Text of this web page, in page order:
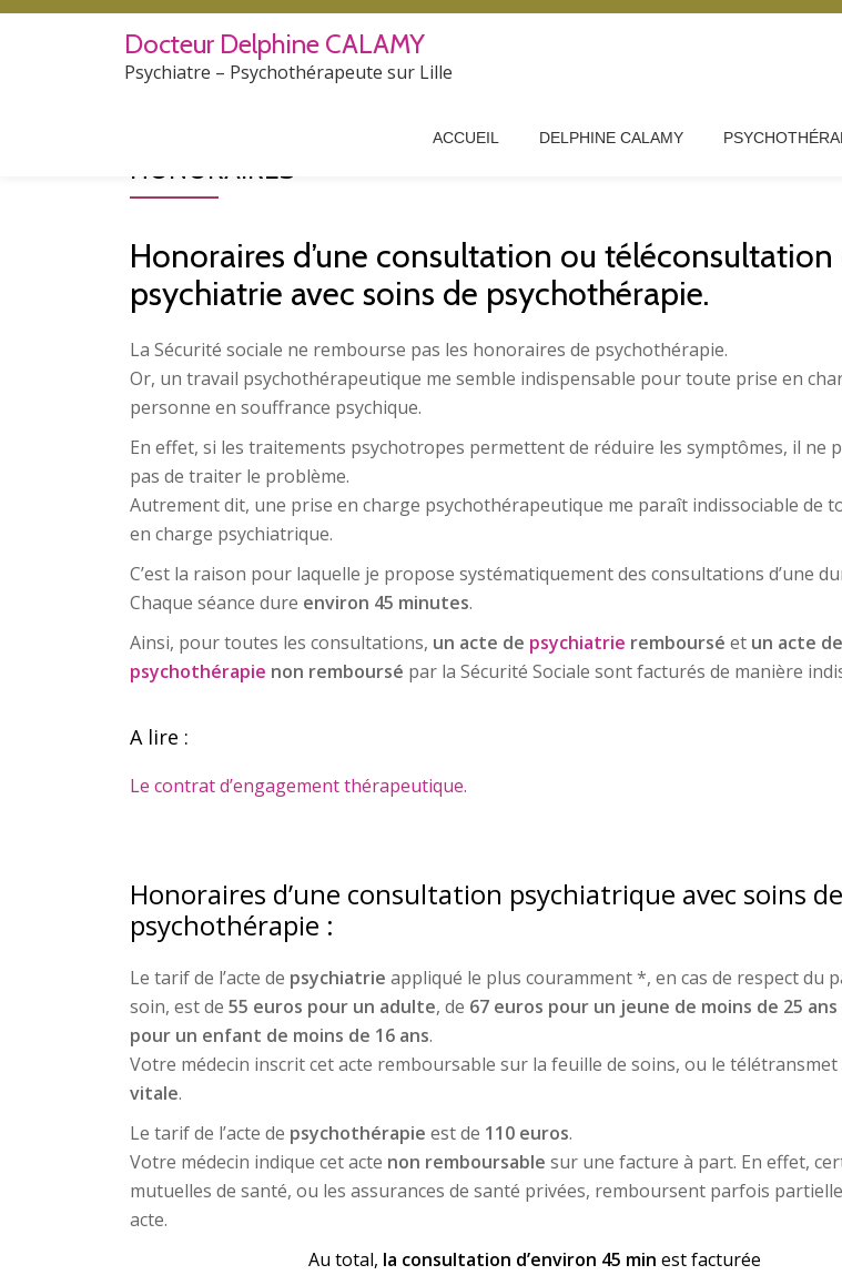
Docteur Delphine CALAMY
Psychiatre – Psychothérapeute sur Lille
ACCUEIL DELPHINE CALAMY
HONORAIRES
Honoraires d’une consultation ou téléconsultation
psychiatrie avec soins de psychothérapie.
La Sécurité sociale ne rembourse pas les honoraires de psychothérapie.
Or, un travail psychothérapeutique me semble indispensable pour toute prise en
personne en souffrance psychique.
En effet, si les traitements psychotropes permettent de réduire les symptômes, il ne
pas de traiter le problème.
Autrement dit, une prise en charge psychothérapeutique me paraît indissociable de
en charge psychiatrique.
C’est la raison pour laquelle je propose systématiquement des consultations d’une
Chaque séance dure environ 45 minutes.
Ainsi, pour toutes les consultations, un acte de psychiatrie remboursé et un acte de
psychothérapie non remboursé par la Sécurité Sociale sont facturés de manière
A lire :
Le contrat d’engagement thérapeutique.
Honoraires d’une consultation psychiatrique avec soins de
psychothérapie :
Le tarif de l’acte de psychiatrie appliqué le plus couramment *, en cas de respect du
soin, est de 55 euros pour un adulte, de 67 euros pour un jeune de moins de 25 ans
pour un enfant de moins de 16 ans.
Votre médecin inscrit cet acte remboursable sur la feuille de soins, ou le télétransmet
vitale.
Le tarif de l’acte de psychothérapie est de 110 euros.
Votre médecin indique cet acte non remboursable sur une facture à part. En effet,
mutuelles de santé, ou les assurances de santé privées, remboursent parfois
acte.
Au total, la consultation d’environ 45 min est facturée